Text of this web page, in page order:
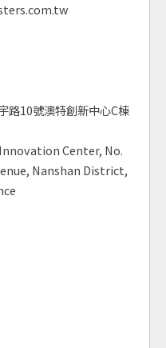
路10號澳特創新中心C棟
Center, No.
Nanshan District,